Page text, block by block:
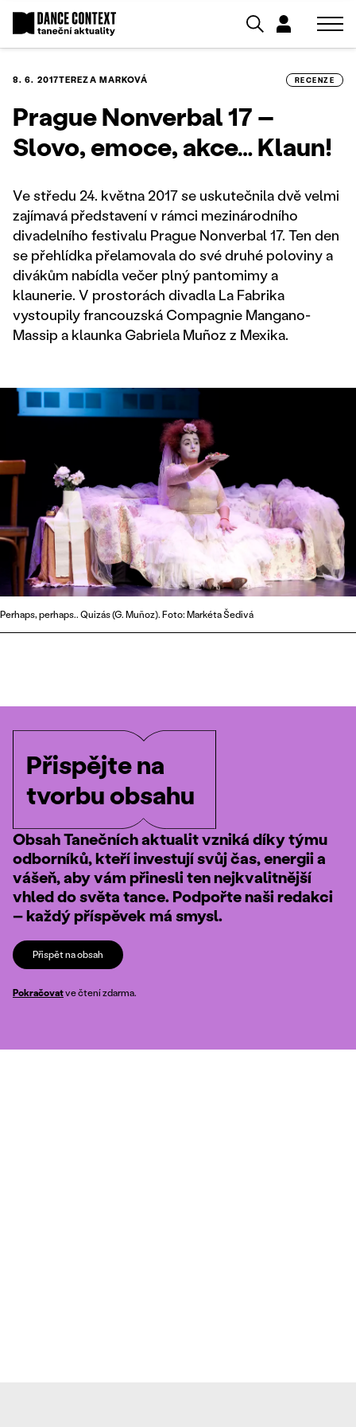
8. 6. 2017TEREZA MARKOVÁ RECENZE
Prague Nonverbal 17 –
Slovo, emoce, akce… Klaun!
Ve středu 24. května 2017 se uskutečnila dvě velmi
zajímavá představení v rámci mezinárodního
divadelního festivalu Prague Nonverbal 17. Ten den
se přehlídka přelamovala do své druhé poloviny a
divákům nabídla večer plný pantomimy a
klaunerie. V prostorách divadla La Fabrika
vystoupily francouzská Compagnie Mangano-
Massip a klaunka Gabriela Muñoz z Mexika.
Perhaps, perhaps.. Quizás (G. Muñoz). Foto: Markéta Šedivá
Přispějte na
tvorbu obsahu
Obsah Tanečních aktualit vzniká díky týmu
odborníků, kteří investují svůj čas, energii a
vášeň, aby vám přinesli ten nejkvalitnější
vhled do světa tance. Podpořte naši redakci
– každý příspěvek má smysl.
Přispět na obsah
Pokračovatve čtení zdarma.